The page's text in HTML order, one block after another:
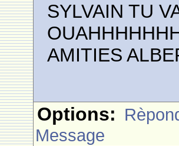
SYLVAIN TU
AMITIES
Options:
Message